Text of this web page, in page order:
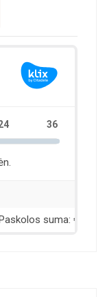
palūkanų norma –